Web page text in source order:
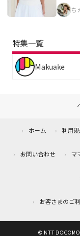
ち
特集一覧
Makuake
ホーム 利用
お問い合わせ マ
お客さまのご
© NTT